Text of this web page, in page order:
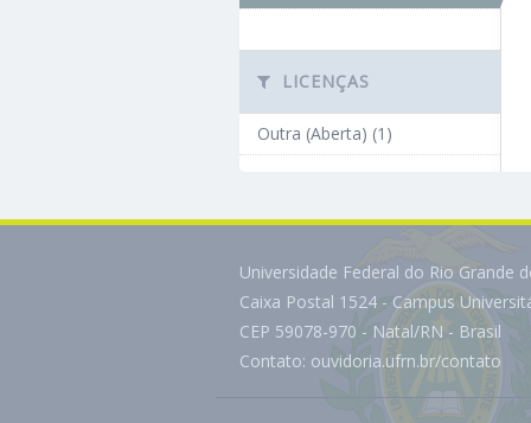
LICENÇAS
Outra (Aberta) (1)
Universidade Federal do Rio Grande
Caixa Postal 1524 - Campus
CEP 59078-970 - Natal/RN - Brasil
Contato: ouvidoria.ufrn.br/contato